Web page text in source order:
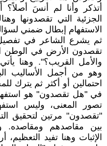
أتذكر وأنا لم أنسَ
الجزئية التي تقصدونها
الاستفهام إبطال ضمني
ثم يشرع الشاعر في
تقصدون الأرض في الوطن
والأمل القريب؟". وهنا
وهو من أجمل الأساليب
احتمالين أو أكثر ثم يترك
في "هل تقصدون" هو
تصور المعنى، وليس
"تقصدون" مرتين لتحقيق
بين مقاصدهم ومقاصده.
الإثبات وهنا تفيد